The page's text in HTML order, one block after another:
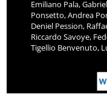
Emiliano Pala,
Ponsetto, Andrea
Deniel Pession,
Riccardo Savoye,
Tigellio Benvenuto,